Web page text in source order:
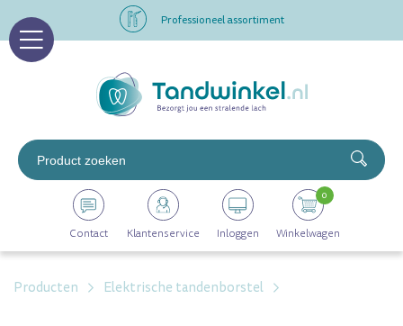
Professioneel assortiment
Op werkdagen voor 16.00 uur besteld, morgen in huis
Professioneel assortiment
Altijd op voorraad
Contact Klantenservice Inloggen Winkelwagen
0
Producten Elektrische tandenborstel